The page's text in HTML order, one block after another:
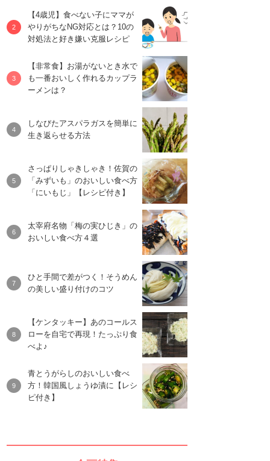
【4歳児】食べない子にママが
やりがちなNG対応とは？10の
対処法と好き嫌い克服レシピ
【非常食】お湯がないとき水で
も一番おいしく作れるカップラ
ーメンは？
しなびたアスパラガスを簡単に
生き返らせる方法
さっぱりしゃきしゃき！佐賀の
「みずいも」のおいしい食べ方
「にいもじ」【レシピ付き】
太宰府名物「梅の実ひじき」の
おいしい食べ方４選
ひと手間で差がつく！そうめん
の美しい盛り付けのコツ
【ケンタッキー】あのコールス
ローを自宅で再現！たっぷり食
べよ♪
青とうがらしのおいしい食べ
方！韓国風しょうゆ漬に【レシ
ピ付き】